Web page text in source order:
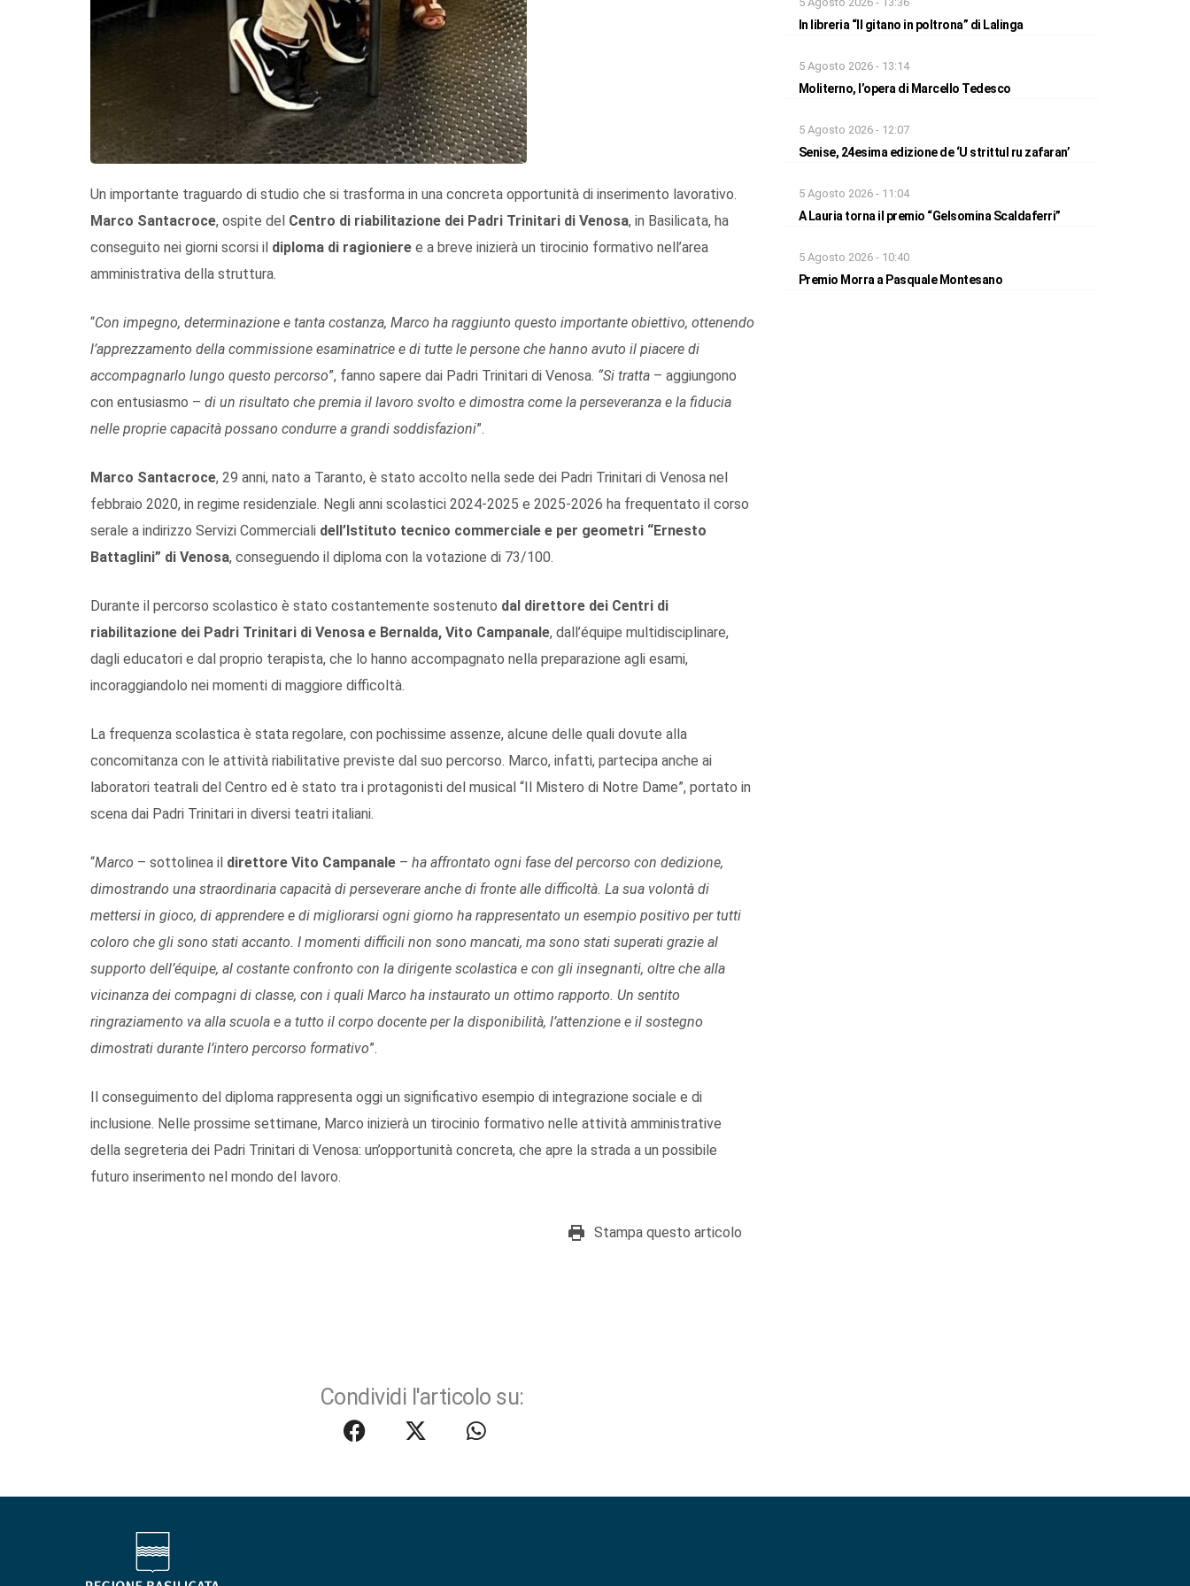
Un importante traguardo di studio che si trasforma in una concreta opportunità di inserimento lavorativo.
Marco Santacroce, ospite del Centro di riabilitazione dei Padri Trinitari di Venosa, in Basilicata, ha
conseguito nei giorni scorsi il diploma di ragioniere e a breve inizierà un tirocinio formativo nell’area
amministrativa della struttura.
“Con impegno, determinazione e tanta costanza, Marco ha raggiunto questo importante obiettivo, ottenendo
l’apprezzamento della commissione esaminatrice e di tutte le persone che hanno avuto il piacere di
accompagnarlo lungo questo percorso”, fanno sapere dai Padri Trinitari di Venosa. “Si tratta – aggiungono
con entusiasmo – di un risultato che premia il lavoro svolto e dimostra come la perseveranza e la fiducia
nelle proprie capacità possano condurre a grandi soddisfazioni”.
Marco Santacroce, 29 anni, nato a Taranto, è stato accolto nella sede dei Padri Trinitari di Venosa nel
febbraio 2020, in regime residenziale. Negli anni scolastici 2024-2025 e 2025-2026 ha frequentato il corso
serale a indirizzo Servizi Commerciali dell’Istituto tecnico commerciale e per geometri “Ernesto
Battaglini” di Venosa, conseguendo il diploma con la votazione di 73/100.
Durante il percorso scolastico è stato costantemente sostenuto dal direttore dei Centri di
riabilitazione dei Padri Trinitari di Venosa e Bernalda, Vito Campanale, dall’équipe multidisciplinare,
dagli educatori e dal proprio terapista, che lo hanno accompagnato nella preparazione agli esami,
incoraggiandolo nei momenti di maggiore difficoltà.
La frequenza scolastica è stata regolare, con pochissime assenze, alcune delle quali dovute alla
concomitanza con le attività riabilitative previste dal suo percorso. Marco, infatti, partecipa anche ai
laboratori teatrali del Centro ed è stato tra i protagonisti del musical “Il Mistero di Notre Dame”, portato in
scena dai Padri Trinitari in diversi teatri italiani.
“Marco – sottolinea il direttore Vito Campanale – ha affrontato ogni fase del percorso con dedizione,
dimostrando una straordinaria capacità di perseverare anche di fronte alle difficoltà. La sua volontà di
mettersi in gioco, di apprendere e di migliorarsi ogni giorno ha rappresentato un esempio positivo per tutti
coloro che gli sono stati accanto. I momenti difficili non sono mancati, ma sono stati superati grazie al
supporto dell’équipe, al costante confronto con la dirigente scolastica e con gli insegnanti, oltre che alla
vicinanza dei compagni di classe, con i quali Marco ha instaurato un ottimo rapporto. Un sentito
ringraziamento va alla scuola e a tutto il corpo docente per la disponibilità, l’attenzione e il sostegno
dimostrati durante l’intero percorso formativo”.
Il conseguimento del diploma rappresenta oggi un significativo esempio di integrazione sociale e di
inclusione. Nelle prossime settimane, Marco inizierà un tirocinio formativo nelle attività amministrative
della segreteria dei Padri Trinitari di Venosa: un’opportunità concreta, che apre la strada a un possibile
futuro inserimento nel mondo del lavoro.
Stampa questo articolo
Condividi l'articolo su:
In libreria “Il gitano in poltrona” di Lalinga
5 Agosto 2026 - 13:14
Moliterno, l’opera di Marcello Tedesco
5 Agosto 2026 - 12:07
Senise, 24esima edizione de ‘U strittul ru zafaran’
5 Agosto 2026 - 11:04
A Lauria torna il premio “Gelsomina Scaldaferri”
5 Agosto 2026 - 10:40
Premio Morra a Pasquale Montesano